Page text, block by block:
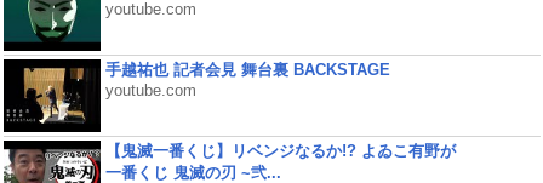
youtube.com
手越祐也 記者会見 舞台裏 BACKSTAGE
youtube.com
【鬼滅一番くじ】リベンジなるか!? よゐこ有野が
一番くじ 鬼滅の刃 ~弐...